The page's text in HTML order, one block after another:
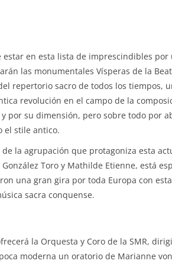
en esta lista de imprescindibles por
las monumentales Vísperas de la
repertorio sacro de todos los tiempos,
revolución en el campo de la
por su dimensión, pero sobre todo por
el stile antico.
la agrupación que protagoniza esta
Toro y Mathilde Etienne, está
una gran gira por toda Europa con
sacra conquense.
la Orquesta y Coro de la SMR,
moderna un oratorio de Marianne